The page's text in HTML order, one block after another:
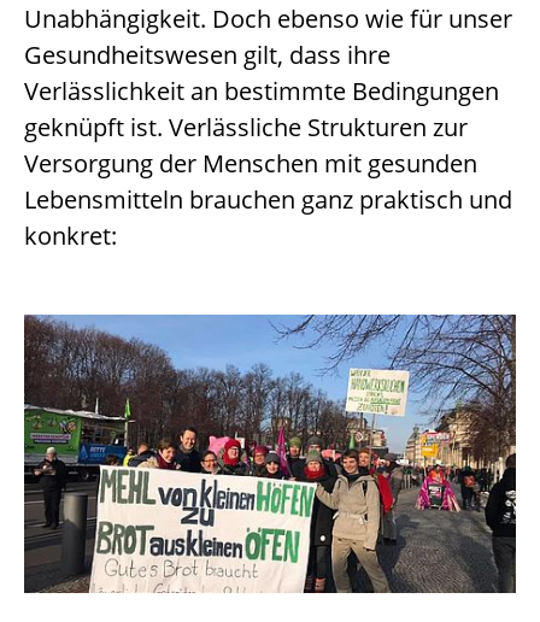
Unabhängigkeit. Doch ebenso wie für unser
Gesundheitswesen gilt, dass ihre
Verlässlichkeit an bestimmte Bedingungen
geknüpft ist. Verlässliche Strukturen zur
Versorgung der Menschen mit gesunden
Lebensmitteln brauchen ganz praktisch und
konkret: